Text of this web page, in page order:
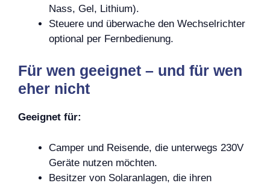
Nass, Gel, Lithium).
Steuere und überwache den Wechselrichter
optional per Fernbedienung.
Für wen geeignet – und für wen
eher nicht
Geeignet für:
Camper und Reisende, die unterwegs 230V
Geräte nutzen möchten.
Besitzer von Solaranlagen, die ihren